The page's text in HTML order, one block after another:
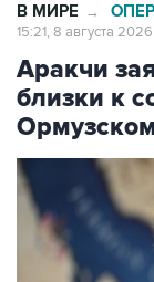
В МИРЕ →
15:21, 8 августа 2026
Аракчи
близки к